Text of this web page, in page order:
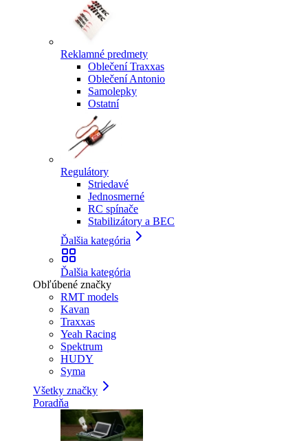
Reklamné predmety
Oblečení Traxxas
Oblečení Antonio
Samolepky
Ostatní
Regulátory
Striedavé
Jednosmerné
RC spínače
Stabilizátory a BEC
Ďalšia kategória
Ďalšia kategória
Obľúbené značky
RMT models
Kavan
Traxxas
Yeah Racing
Spektrum
HUDY
Syma
Všetky značky
Poradňa